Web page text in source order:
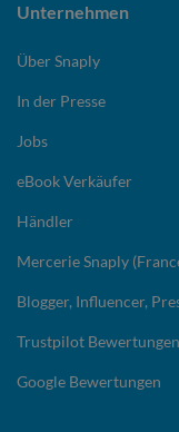
Unternehmen
Über Snaply
In der Presse
Jobs
eBook Verkäufer
Händler
Mercerie Snaply
Blogger, Influencer,
Trustpilot Bewertungen
Google Bewertungen